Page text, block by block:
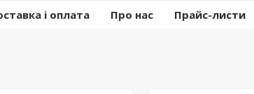
і оплата Про нас Прайс-листи